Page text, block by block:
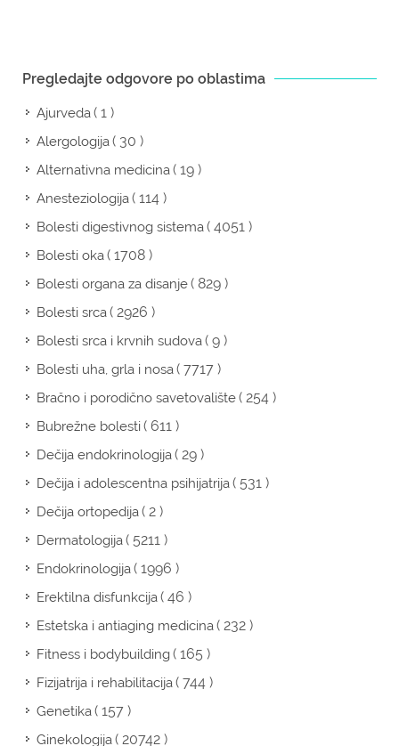
Pregledajte odgovore po oblastima
Ajurveda( 1 )
Alergologija( 30 )
Alternativna medicina( 19 )
Anesteziologija( 114 )
Bolesti digestivnog sistema( 4051 )
Bolesti oka( 1708 )
Bolesti organa za disanje( 829 )
Bolesti srca( 2926 )
Bolesti srca i krvnih sudova( 9 )
Bolesti uha, grla i nosa( 7717 )
Bračno i porodično savetovalište( 254 )
Bubrežne bolesti( 611 )
Dečija endokrinologija( 29 )
Dečija i adolescentna psihijatrija( 531 )
Dečija ortopedija( 2 )
Dermatologija( 5211 )
Endokrinologija( 1996 )
Erektilna disfunkcija( 46 )
Estetska i antiaging medicina( 232 )
Fitness i bodybuilding( 165 )
Fizijatrija i rehabilitacija( 744 )
Genetika( 157 )
Ginekologija( 20742 )